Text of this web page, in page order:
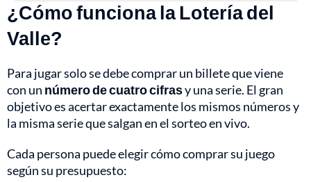
¿Cómo funciona la Lotería del
Valle?
Para jugar solo se debe comprar un billete que viene
con un número de cuatro cifrasy una serie. El gran
objetivo es acertar exactamente los mismos números y
la misma serie que salgan en el sorteo en vivo.
Cada persona puede elegir cómo comprar su juego
según su presupuesto: